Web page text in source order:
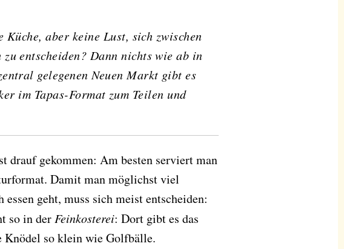
entscheiden? Dann nichts wie ab in
gelegenen Neuen Markt gibt es
im Tapas-Format zum Teilen und
drauf gekommen: Am besten serviert man
Damit man möglichst viel
geht, muss sich meist entscheiden:
so in der Feinkosterei: Dort gibt es das
Knödel so klein wie Golfbälle.